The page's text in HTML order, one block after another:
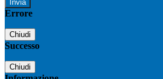
Errore
Chiudi
Successo
Chiudi